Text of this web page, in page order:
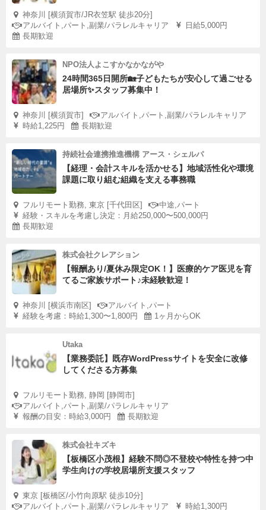
神奈川 [横須賀市/JR衣笠駅 徒歩20分]
アルバイト,パート,副業/パラレルキャリア
日給5,000円
長期歓迎
NPO法人よこすかなかながや
24時間365日開所🏡子どもたちが安心して過ごせる
居場所✨スタッフ募集中！
神奈川 [横須賀市]
アルバイト,パート,副業/パラレルキャリア
時給1,225円
長期歓迎
持続社会連携推進機構 アース・シェルパ
【経理・会計スキルを活かせる】地域活性化や環境
課題に取り組む組織を支える事務職
フルリモート勤務, 東京 [千代田区]
中途,パート
経験・スキルを考慮し決定：月給250,000〜500,000円
長期歓迎
株式会社クレアション
【報酬あり/夏休み限定OK！】医療的ケア医児を育
てるご家族サポート♪未経験歓迎！
神奈川 [横浜市南区]
アルバイト,パート
経験を考慮：時給1,300〜1,800円
1ヶ月からOK
Utaka
【業務委託】既存WordPressサイトを安全に改修
してくださる方募集
フルリモート勤務, 静岡 [静岡市]
アルバイト,パート,副業/パラレルキャリア
報酬の目安：時給3,000円
長期歓迎
株式会社キズキ
【板橋区小茂根】経験不問◎不登校や特性を持つ中
学生向けの学校居場所支援スタッフ
東京 [板橋区/小竹向原駅 徒歩10分]
アルバイト,パート,副業/パラレルキャリア
時給1,300円